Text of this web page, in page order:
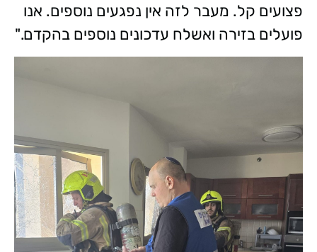
פצועים קל. מעבר לזה אין נפגעים נוספים. אנו
פועלים בזירה ואשלח עדכונים נוספים בהקדם."